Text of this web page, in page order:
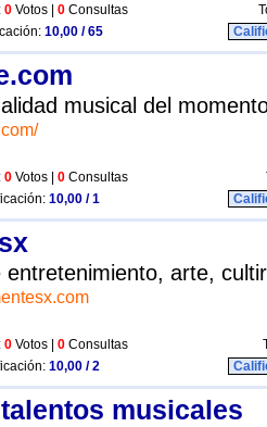
0 Votos | 0 Consultas
10,00 / 65
musical del
0 Votos | 0 Consultas
10,00 / 1
entretenimiento, arte,
0 Votos | 0 Consultas
10,00 / 2
musicales